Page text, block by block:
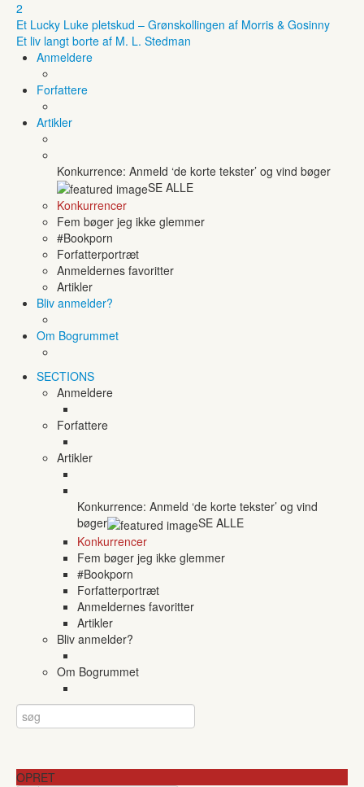
2
Et Lucky Luke pletskud – Grønskollingen af Morris & Gosinny
Et liv langt borte af M. L. Stedman
Anmeldere
Forfattere
Artikler
Konkurrence: Anmeld ‘de korte tekster’ og vind bøger
SE ALLE
Konkurrencer
Fem bøger jeg ikke glemmer
#Bookporn
Forfatterportræt
Anmeldernes favoritter
Artikler
Bliv anmelder?
Om Bogrummet
SECTIONS
Anmeldere
Forfattere
Artikler
Konkurrence: Anmeld ‘de korte tekster’ og vind
bøger
SE ALLE
Konkurrencer
Fem bøger jeg ikke glemmer
#Bookporn
Forfatterportræt
Anmeldernes favoritter
Artikler
Bliv anmelder?
Om Bogrummet
OPRET